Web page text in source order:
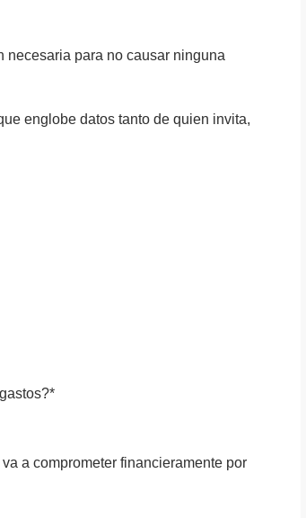
necesaria para no causar ninguna
englobe datos tanto de quien invita,
a comprometer financieramente por